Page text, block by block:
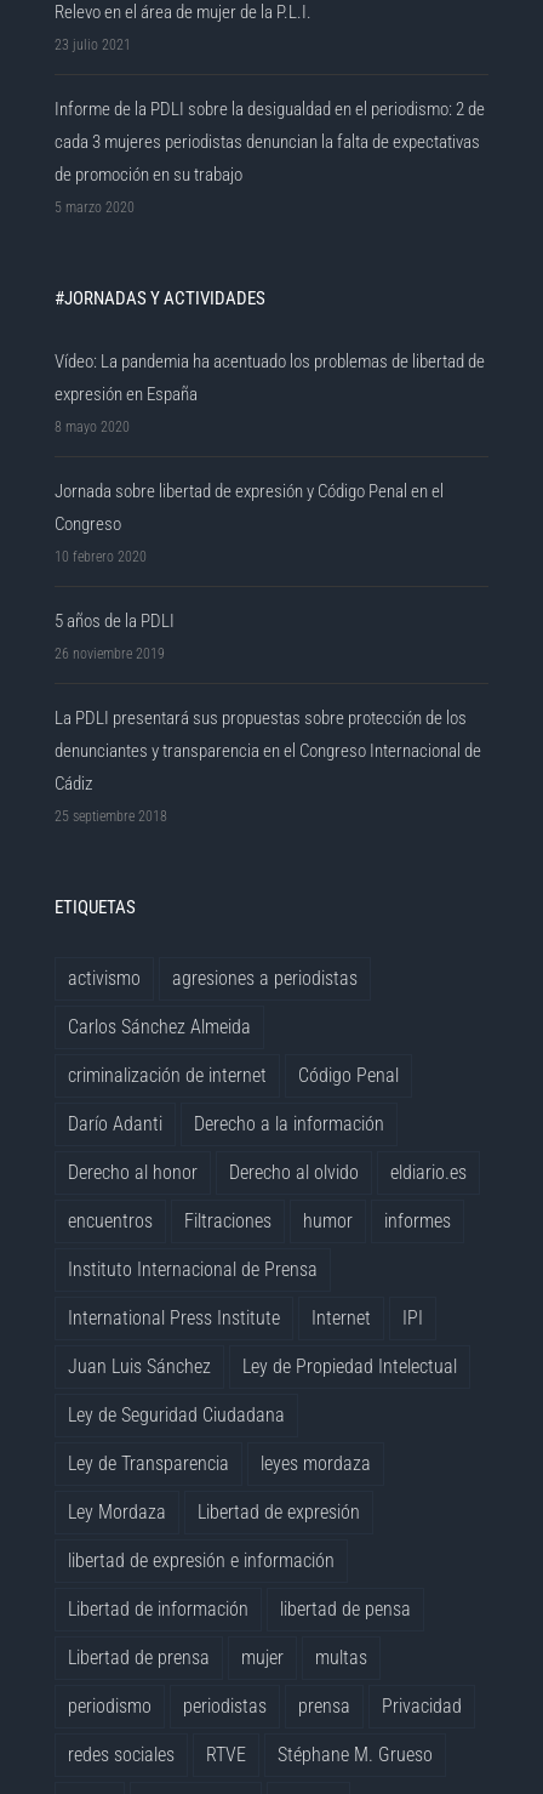
Relevo en el área de mujer de la P.L.I.
23 julio 2021
Informe de la PDLI sobre la desigualdad en el periodismo: 2 de
cada 3 mujeres periodistas denuncian la falta de expectativas
de promoción en su trabajo
5 marzo 2020
#JORNADAS Y ACTIVIDADES
Vídeo: La pandemia ha acentuado los problemas de libertad de
expresión en España
8 mayo 2020
Jornada sobre libertad de expresión y Código Penal en el
Congreso
10 febrero 2020
5 años de la PDLI
26 noviembre 2019
La PDLI presentará sus propuestas sobre protección de los
denunciantes y transparencia en el Congreso Internacional de
Cádiz
25 septiembre 2018
ETIQUETAS
activismo agresiones a periodistas
Carlos Sánchez Almeida
criminalización de internet Código Penal
Darío Adanti Derecho a la información
Derecho al honor Derecho al olvido eldiario.es
encuentros Filtraciones humor informes
Instituto Internacional de Prensa
International Press Institute Internet IPI
Juan Luis Sánchez Ley de Propiedad Intelectual
Ley de Seguridad Ciudadana
Ley de Transparencia leyes mordaza
Ley Mordaza Libertad de expresión
libertad de expresión e información
Libertad de información libertad de pensa
Libertad de prensa mujer multas
periodismo periodistas prensa Privacidad
redes sociales RTVE Stéphane M. Grueso